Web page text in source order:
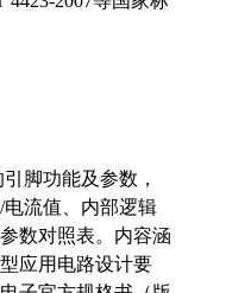
脚功能及参数，
流值、内部逻辑
数对照表。内容涵
应用电路设计要